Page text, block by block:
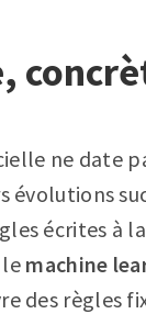
ne date
écrites à
machine
des règles